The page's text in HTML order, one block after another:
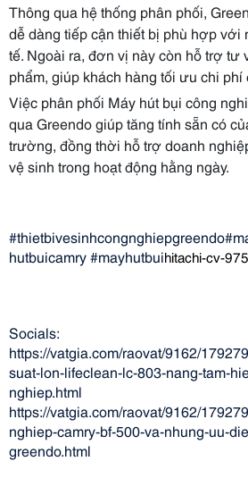
Thông qua hệ thống phân phối,
dễ dàng tiếp cận thiết bị phù hợp
tế. Ngoài ra, đơn vị này còn hỗ trợ tư
phẩm, giúp khách hàng tối ưu chi phí
Việc phân phối Máy hút bụi công
qua Greendo giúp tăng tính sẵn có
trường, đồng thời hỗ trợ doanh
vệ sinh trong hoạt động hằng ngày.
hutbuicamry #mayhutbuihitachi-cv-
Socials:
https://vatgia.com/raovat/9162/
suat-lon-lifeclean-lc-803-nang-tam-
nghiep.html
https://vatgia.com/raovat/9162/
nghiep-camry-bf-500-va-nhung-uu-
greendo.html